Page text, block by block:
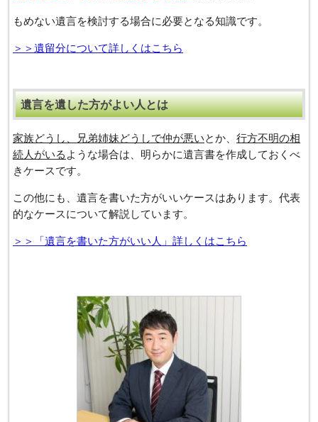
もめない遺言を検討する場合に必要となる知識です。
＞＞遺留分について詳しくはこちら
遺言を遺した方がよい人とは
家族どうし、兄弟姉妹どうしで仲が悪いとか、 ⾏⽅不明の相
続⼈がいる ような場合は、明らかに遺⾔書を作成しておくべ
きケースです。
この他にも、遺言を書いた方がいいケースはあります。代表
的なケースについて解説しています。
＞＞「遺言を書いた方がいい人」詳しくはこちら